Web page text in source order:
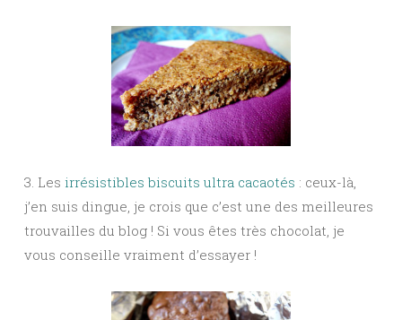
3. Les irrésistibles biscuits ultra cacaotés : ceux-là,
j’en suis dingue, je crois que c’est une des meilleures
trouvailles du blog ! Si vous êtes très chocolat, je
vous conseille vraiment d’essayer !